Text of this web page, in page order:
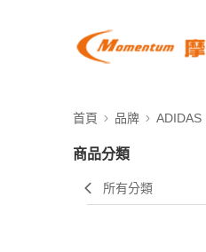
首頁 品牌 ADIDAS
商品分類
所有分類